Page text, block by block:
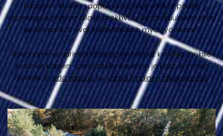
kaappiin. Mökille saapuessasi saat sähköt päälle
virtanappia painamalla ja mökkivoimalaan kuuluvan akun
avulla sähköt ovat käytettävissä myös yöaikaan.
Asennamme aurinkopaneelijärjestelmät kotiin ja mökille
Avaimet käteen -periaattella Rauman ja koko Suomen
alueelle.Pyydä tarjoustaivaraa ilmainen alkukartoitus.